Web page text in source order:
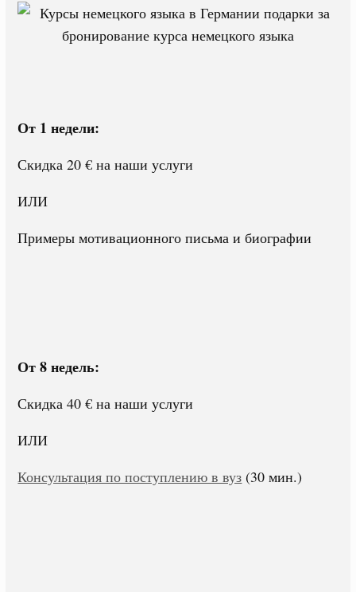
От 1 недели:
Скидка 20 € на наши услуги
ИЛИ
Примеры мотивационного письма и биографии
От 8 недель:
Скидка 40 € на наши услуги
ИЛИ
Консультация по поступлению в вуз (30 мин.)